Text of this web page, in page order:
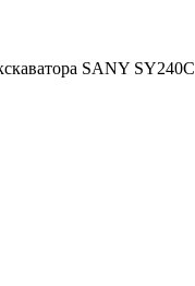
SANY SY240C